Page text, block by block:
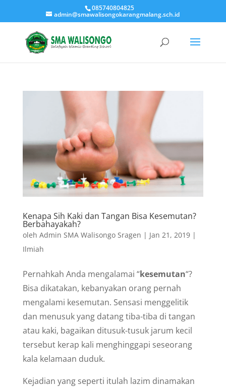
085740804825
admin@smawalisongokarangmalang.sch.id
Kenapa Sih Kaki dan Tangan Bisa Kesemutan?
Berbahayakah?
oleh Admin SMA Walisongo Sragen | Jan 21, 2019|
Ilmiah
Pernahkah Anda mengalamai “kesemutan“?
Bisa dikatakan, kebanyakan orang pernah
mengalami kesemutan. Sensasi menggelitik
dan menusuk yang datang tiba-tiba di tangan
atau kaki, bagaikan ditusuk-tusuk jarum kecil
tersebut kerap kali menghinggapi seseorang
kala kelamaan duduk.
Kejadian yang seperti itulah lazim dinamakan